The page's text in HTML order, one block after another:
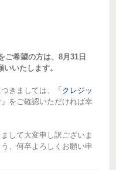
ご希望の方は、8月31日
いたします。
きましては、
「クレジッ
をご確認いただければ幸
して大変申し訳ございま
、何卒よろしくお願い申